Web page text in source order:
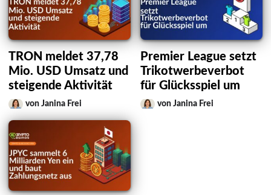
TRON meldet 37,78
Mio. USD Umsatz und
steigende Aktivität
von Janina Frei
Premier League setzt
Trikotwerbeverbot
für Glücksspiel um
von Janina Frei